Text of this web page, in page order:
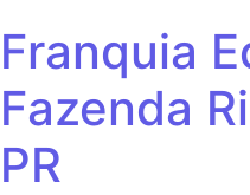
Franquia
Fazenda
PR